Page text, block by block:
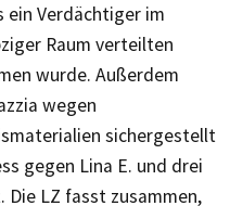
ein Verdächtiger im
Raum verteilten
wurde. Außerdem
wegen
sichergestellt
gegen Lina E. und drei
LZ fasst zusammen,